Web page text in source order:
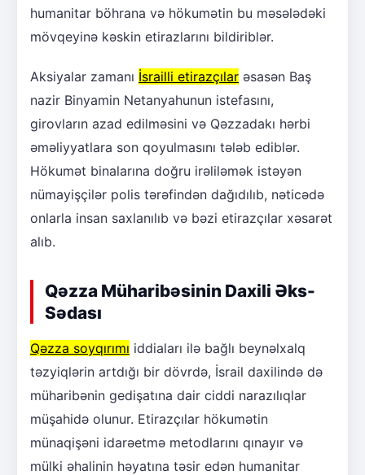
humanitar böhrana və hökumətin bu məsələdəki
mövqeyinə kəskin etirazlarını bildiriblər.
Aksiyalar zamanı İsrailli etirazçılar əsasən Baş
nazir Binyamin Netanyahunun istefasını,
girovların azad edilməsini və Qəzzadakı hərbi
əməliyyatlara son qoyulmasını tələb ediblər.
Hökumət binalarına doğru irəliləmək istəyən
nümayişçilər polis tərəfindən dağıdılıb, nəticədə
onlarla insan saxlanılıb və bəzi etirazçılar xəsarət
alıb.
Qəzza Müharibəsinin Daxili Əks-
Sədası
Qəzza soyqırımı iddiaları ilə bağlı beynəlxalq
təzyiqlərin artdığı bir dövrdə, İsrail daxilində də
müharibənin gedişatına dair ciddi narazılıqlar
müşahidə olunur. Etirazçılar hökumətin
münaqişəni idarəetmə metodlarını qınayır və
mülki əhalinin həyatına təsir edən humanitar